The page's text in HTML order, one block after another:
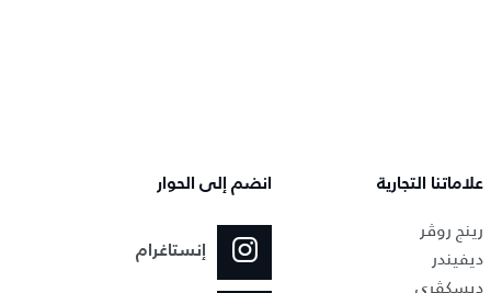
علاماتنا التجارية
رينج روڤر
ديفيندر
ديسكڤري
انضم إلى الحوار
إنستاغرام